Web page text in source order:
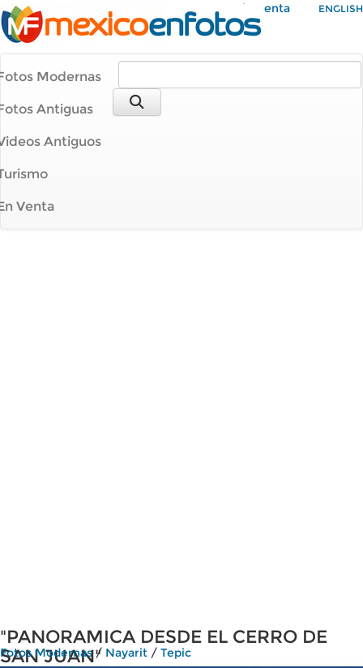
Mi Cuenta ENGLISH
Modernas
Antiguas
Antiguos
Venta
"PANORAMICA DESDE EL CERRO DE
SAN JUAN"
Fotos Modernas/ Nayarit / Tepic